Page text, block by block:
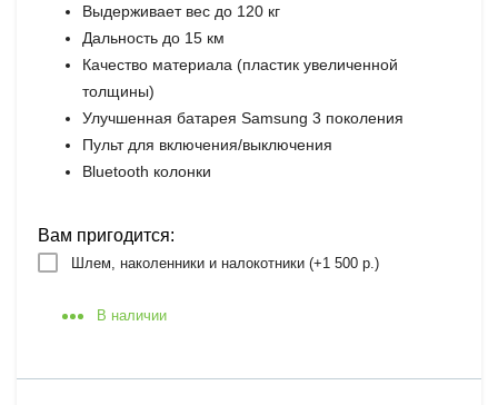
Выдерживает вес до 120 кг
Дальность до 15 км
Качество материала (пластик увеличенной
толщины)
Улучшенная батарея Samsung 3 поколения
Пульт для включения/выключения
Bluetooth колонки
Вам пригодится:
Шлем, наколенники и налокотники (+1 500 р.)
В наличии